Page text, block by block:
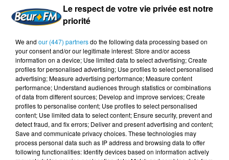
DERNIERS PODCASTS
24 juillet 2026
Le respect de votre vie privée est notre
priorité
We and our (447) partnersdo the following data processing based on
your consent and/or our legitimate interest: Store and/or access
information on a device; Use limited data to select advertising; Create
profiles for personalised advertising; Use profiles to select personalised
advertising; Measure advertising performance; Measure content
performance; Understand audiences through statistics or combinations
of data from different sources; Develop and improve services; Create
profiles to personalise content; Use profiles to select personalised
content; Use limited data to select content; Ensure security, prevent and
detect fraud, and fix errors; Deliver and present advertising and content;
Save and communicate privacy choices. These technologies may
process personal data such as IP address and browsing data to offer
following functionalities: Identify devices based on information actively